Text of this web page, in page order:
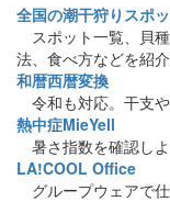
全国の潮干狩りスポッ
スポット一覧、貝
法、食べ方などを紹介
和暦西暦変換
令和も対応。干支
熱中症MieYell
暑さ指数を確認しよ
LA!COOL Office
グループウェアで